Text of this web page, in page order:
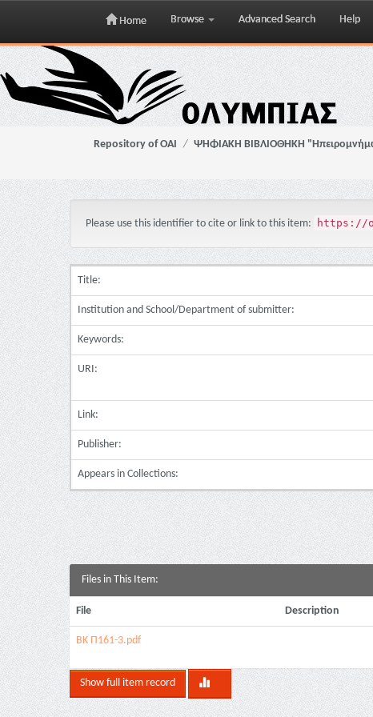
Skip
navigation
Home Browse Advanced Search Help
Repository of OAI ΨΗΦΙΑΚΗ ΒΙΒΛΙΟΘΗΚΗ
Please use this identifier to cite or link to this item: https://
Title:
Institution and School/Department of submitter:
Keywords:
URI:
Link:
Publisher:
Appears in Collections:
Files in This Item:
File Description
ΒΚ Π161-3.pdf
Show full item record